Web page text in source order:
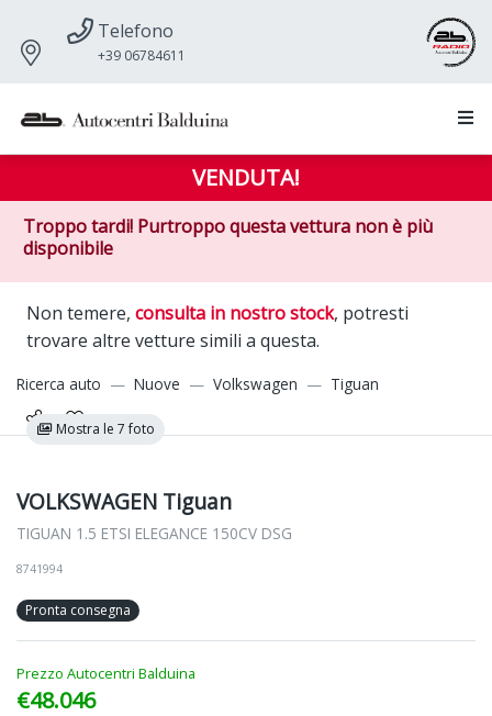
Telefono
+39 06784611
VENDUTA!
Troppo tardi! Purtroppo questa vettura non è più
disponibile
Non temere, consulta in nostro stock, potresti
trovare altre vetture simili a questa.
Ricerca auto Nuove Volkswagen Tiguan
Mostra le 7 foto
VOLKSWAGEN Tiguan
TIGUAN 1.5 ETSI ELEGANCE 150CV DSG
8741994
Pronta consegna
Prezzo Autocentri Balduina
€48.046